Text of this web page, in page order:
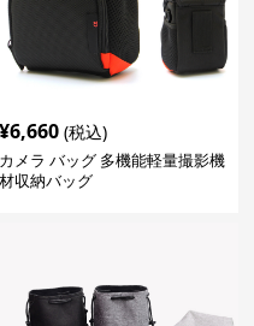
¥6,660 (税込)
カメラ バッグ 多機能軽量撮影機
材収納バッグ